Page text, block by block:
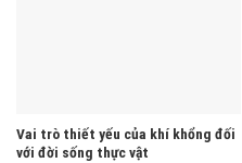
Vai trò thiết yếu của khí khổng đối
với đời sống thực vật